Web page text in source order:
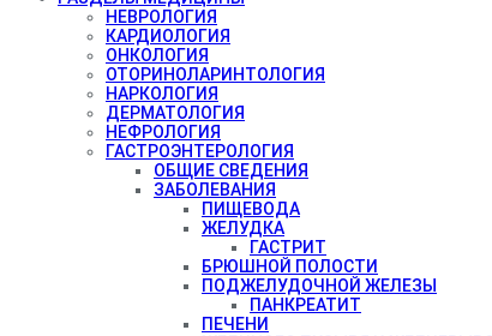
НЕВРОЛОГИЯ
КАРДИОЛОГИЯ
ОНКОЛОГИЯ
ОТОРИНОЛАРИНТОЛОГИЯ
НАРКОЛОГИЯ
ДЕРМАТОЛОГИЯ
НЕФРОЛОГИЯ
ГАСТРОЭНТЕРОЛОГИЯ
ОБЩИЕ СВЕДЕНИЯ
ЗАБОЛЕВАНИЯ
ПИЩЕВОДА
ЖЕЛУДКА
ГАСТРИТ
БРЮШНОЙ ПОЛОСТИ
ПОДЖЕЛУДОЧНОЙ ЖЕЛЕЗЫ
ПАНКРЕАТИТ
ПЕЧЕНИ